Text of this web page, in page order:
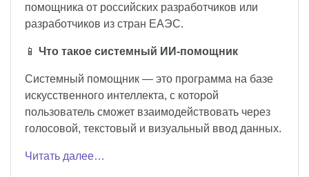
помощника от российских разработчиков или
разработчиков из стран ЕАЭС.
📱 Что такое системный ИИ-помощник
Системный помощник — это программа на базе
искусственного интеллекта, с которой
пользователь сможет взаимодействовать через
голосовой, текстовый и визуальный ввод данных.
Читать далее…